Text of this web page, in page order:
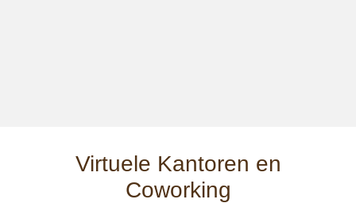
Virtuele Kantoren en
Coworking